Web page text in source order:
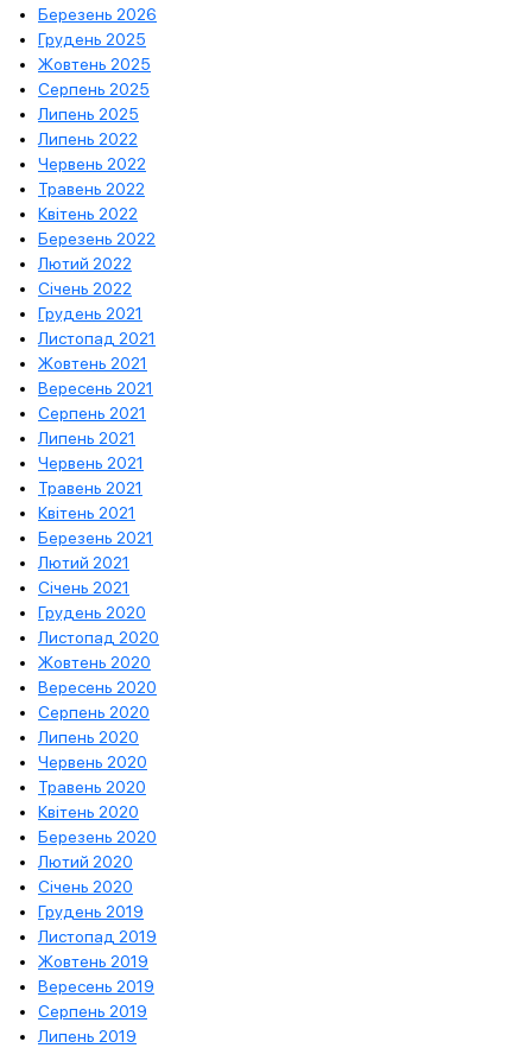
Березень 2026
Грудень 2025
Жовтень 2025
Серпень 2025
Липень 2025
Липень 2022
Червень 2022
Травень 2022
Квітень 2022
Березень 2022
Лютий 2022
Січень 2022
Грудень 2021
Листопад 2021
Жовтень 2021
Вересень 2021
Серпень 2021
Липень 2021
Червень 2021
Травень 2021
Квітень 2021
Березень 2021
Лютий 2021
Січень 2021
Грудень 2020
Листопад 2020
Жовтень 2020
Вересень 2020
Серпень 2020
Липень 2020
Червень 2020
Травень 2020
Квітень 2020
Березень 2020
Лютий 2020
Січень 2020
Грудень 2019
Листопад 2019
Жовтень 2019
Вересень 2019
Серпень 2019
Липень 2019